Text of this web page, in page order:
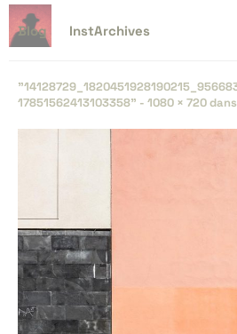
Blog InstArchives
17851562413103358" - 1080 × 720dans